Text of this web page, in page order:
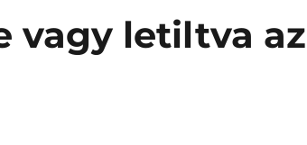
vagy letiltva az